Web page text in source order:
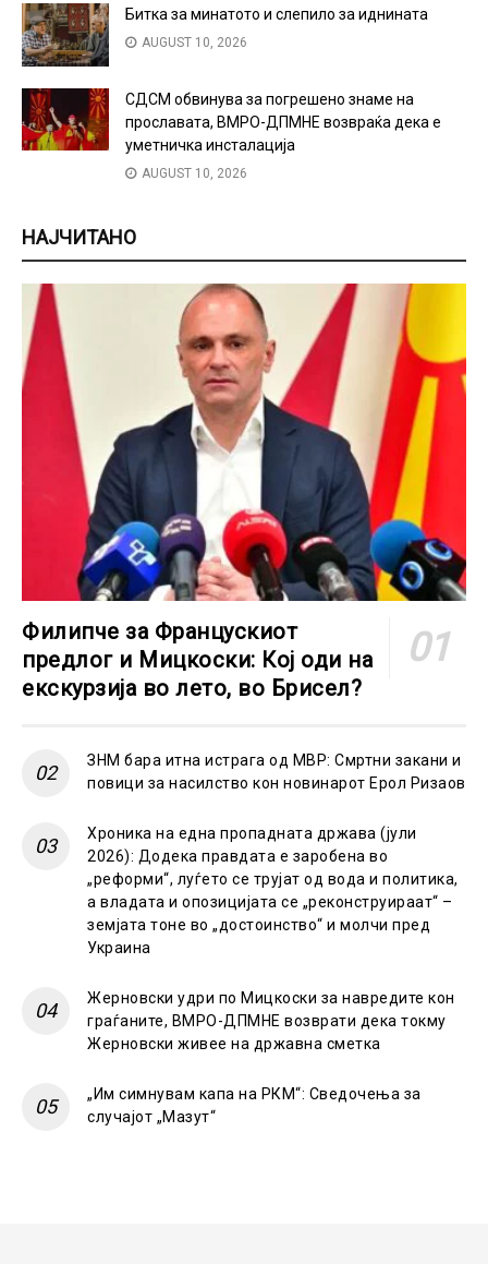
Битка за минатото и слепило за иднината
AUGUST 10, 2026
СДСМ обвинува за погрешено знаме на
прославата, ВМРО-ДПМНЕ возвраќа дека е
уметничка инсталација
AUGUST 10, 2026
НАЈЧИТАНО
Филипче за Францускиот
предлог и Мицкоски: Кој оди на
екскурзија во лето, во Брисел?
ЗНМ бара итна истрага од МВР: Смртни закани и
повици за насилство кон новинарот Ерол Ризаов
Хроника на една пропадната држава (јули
2026): Додека правдата е заробена во
„реформи“, луѓето се трујат од вода и политика,
а владата и опозицијата се „реконструираат“ –
земјата тоне во „достоинство“ и молчи пред
Украина
Жерновски удри по Мицкоски за навредите кон
граѓаните, ВМРО-ДПМНЕ возврати дека токму
Жерновски живее на државна сметка
„Им симнувам капа на РКМ“: Сведочења за
случајот „Мазут“